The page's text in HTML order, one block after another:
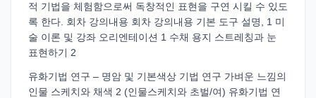
적 기법을 체험함으로써 독창적인 표현을 구연 시킬 수 있도
록 한다. 회차 강의내용 회차 강의내용 기본 도구 설명, 1 미
술 이론 및 강좌 오리엔테이션 1 수채 용지 스트레칭과 눈
표현하기 2
유화기법 연구 – 명암 및 기본색상 기법 연구 가벼운 느낌의
인물 스케치와 채색 2 (인물스케치와 초벌/여) 유화기법 연